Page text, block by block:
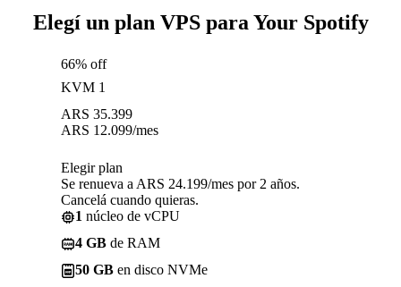
Elegí un plan VPS para Your Spotify
66% off
KVM 1
ARS 35.399
ARS 12.099/mes
Elegir plan
Se renueva a ARS 24.199/mes por 2 años.
Cancelá cuando quieras.
1 núcleo de vCPU
4 GB de RAM
50 GB en disco NVMe